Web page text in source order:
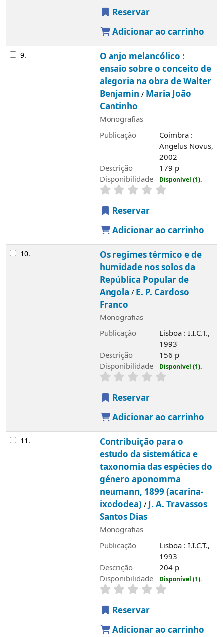
Reservar
Adicionar ao carrinho
9.
O anjo melancólico :
ensaio sobre o conceito de
alegoria na obra de Walter
Benjamin / Maria João
Cantinho
Monografias
Publicação
Coimbra :
Angelus Novus,
2002
Descrição
179 p
Disponibilidade
Disponível (1).
Reservar
Adicionar ao carrinho
10.
Os regimes térmico e de
humidade nos solos da
República Popular de
Angola / E. P. Cardoso
Franco
Monografias
Publicação
Lisboa : I.I.C.T.,
1993
Descrição
156 p
Disponibilidade
Disponível (1).
Reservar
Adicionar ao carrinho
11.
Contribuição para o
estudo da sistemática e
taxonomia das espécies do
género aponomma
neumann, 1899 (acarina-
ixododea) /J. A. Travassos
Santos Dias
Monografias
Publicação
Lisboa : I.I.C.T.,
1993
Descrição
204 p
Disponibilidade
Disponível (1).
Reservar
Adicionar ao carrinho